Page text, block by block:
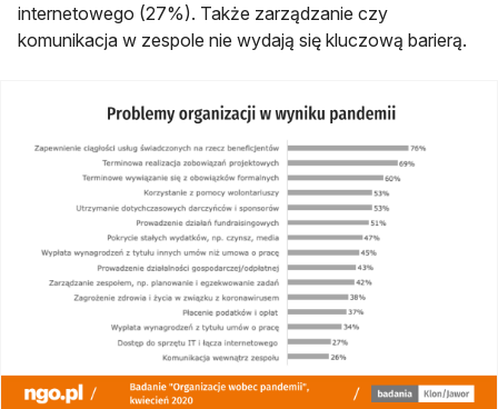
internetowego (27%). Także zarządzanie czy
komunikacja w zespole nie wydają się kluczową barierą.